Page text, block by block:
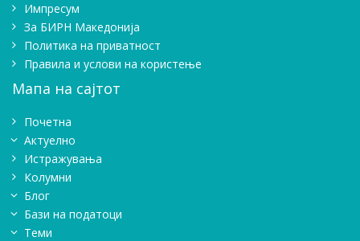
Импресум
Зa БИРН Македонија
Политика на приватност
Правила и услови на користење
Мапа на сајтот
Почетна
Актуелно
Истражувањa
Колумни
Блог
Бази на податоци
Теми